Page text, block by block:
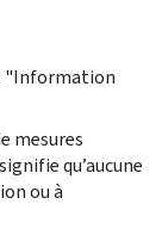
"Information
mesures
qu’aucune
ou à